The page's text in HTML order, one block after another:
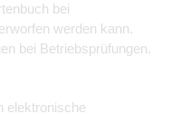
bei
werden kann.
bei Betriebsprüfungen.
elektronische